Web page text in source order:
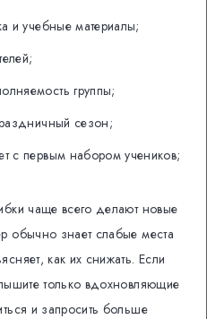
и учебные материалы;
группы;
сезон;
с первым набором учеников;
чаще всего делают новые
обычно знает слабые места
как их снижать. Если
только вдохновляющие
и запросить больше